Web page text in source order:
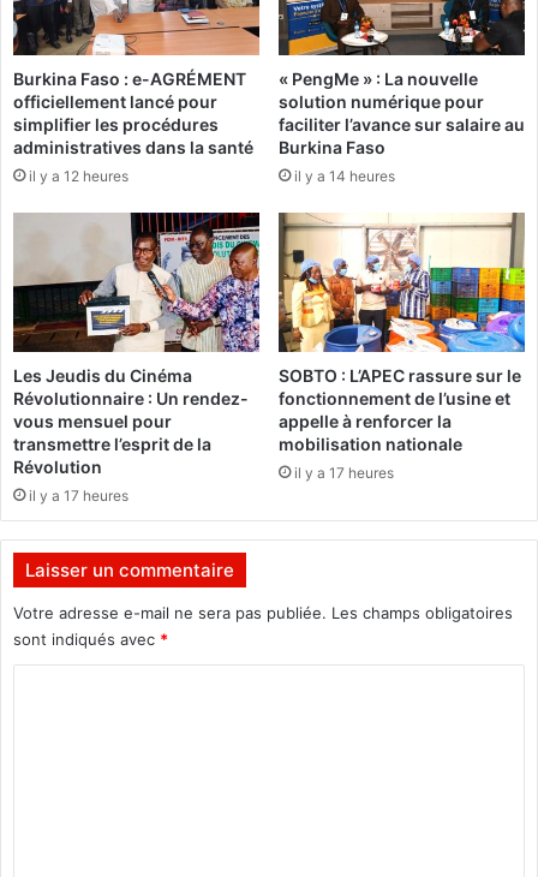
e
a
u
B
u
r
k
i
C
s
1
2
f
a
i
t
q
i
o
n
t
Burkina Faso : e-AGRÉMENT
officiellement lancé pour
simplifier les procédures
administratives dans la santé
il y a 12 heures
« PengMe » : La nouvelle
solution numérique pour
faciliter l’avance sur salaire au
Burkina Faso
il y a 14 heures
Les Jeudis du Cinéma
Révolutionnaire : Un rendez-
vous mensuel pour
transmettre l’esprit de la
Révolution
il y a 17 heures
SOBTO : L’APEC rassure sur le
fonctionnement de l’usine et
appelle à renforcer la
mobilisation nationale
il y a 17 heures
Laisser un commentaire
Votre adresse e-mail ne sera pas publiée. Les champs obligatoires
sont indiqués avec *